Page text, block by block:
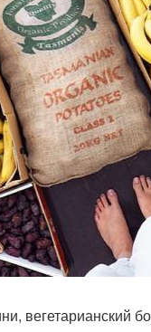
вегетарианский